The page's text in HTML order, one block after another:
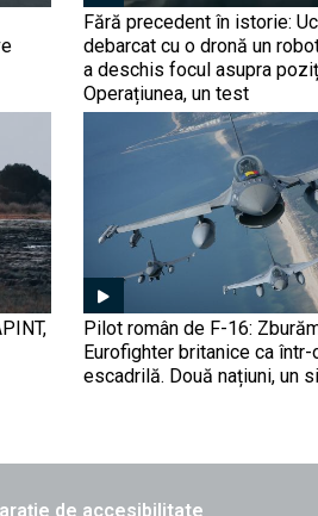
Ucraina? Un
vehicule
sacrificiu în
(VIDEO)
Două
radare de
trupelor
ucraineni în
ocupată
FPV-uri cu
Rușii au
prezintă
AK-47
Atacăm
susține gen.
Fără precedent în istorie:
debarcat cu o dronă un
a deschis focul asupra
Operațiunea, un test
Pilot român de F-16:
Eurofighter britanice ca într-
escadrilă. Două națiuni, un
de accesibilitate